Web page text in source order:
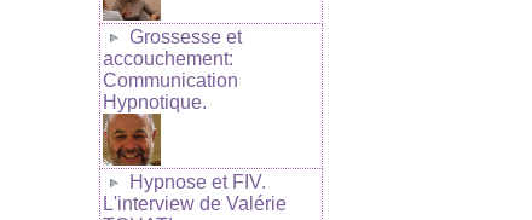
Grossesse et
accouchement:
Communication
Hypnotique.
Hypnose et FIV.
L'interview de Valérie